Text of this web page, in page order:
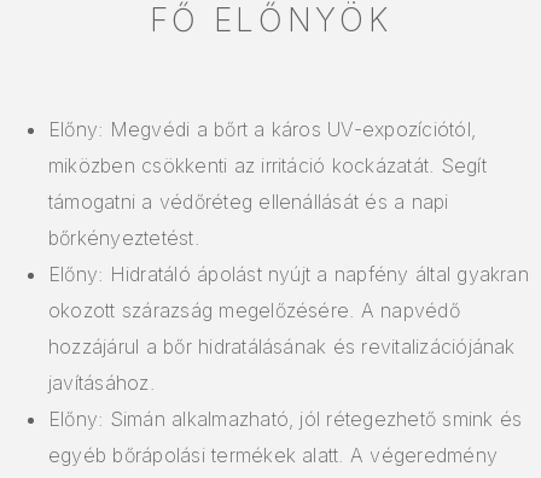
FŐ ELŐNYÖK
Előny: Megvédi a bőrt a káros UV-expozíciótól,
miközben csökkenti az irritáció kockázatát. Segít
támogatni a védőréteg ellenállását és a napi
bőrkényeztetést.
Előny: Hidratáló ápolást nyújt a napfény által gyakran
okozott szárazság megelőzésére. A napvédő
hozzájárul a bőr hidratálásának és revitalizációjának
javításához.
Előny: Simán alkalmazható, jól rétegezhető smink és
egyéb bőrápolási termékek alatt. A végeredmény